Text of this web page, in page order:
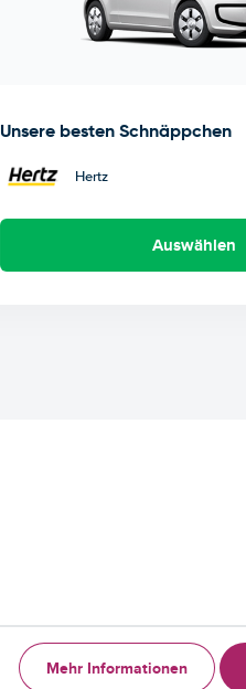
Unsere besten Schnäppchen
Hertz
Auswählen
Mehr Informationen